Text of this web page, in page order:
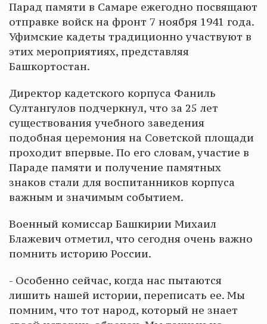
Парад памяти в Самаре ежегодно посвящают
отправке войск на фронт 7 ноября 1941 года.
Уфимские кадеты традиционно участвуют в
этих мероприятиях, представляя
Башкортостан.
Директор кадетского корпуса Фаниль
Султангулов подчеркнул, что за 25 лет
существования учебного заведения
подобная церемония на Советской площади
проходит впервые. По его словам, участие в
Параде памяти и получение памятных
знаков стали для воспитанников корпуса
важным и значимым событием.
Военный комиссар Башкирии Михаил
Блажевич отметил, что сегодня очень важно
помнить историю России.
- Особенно сейчас, когда нас пытаются
лишить нашей истории, переписать ее. Мы
помним, что тот народ, который не знает